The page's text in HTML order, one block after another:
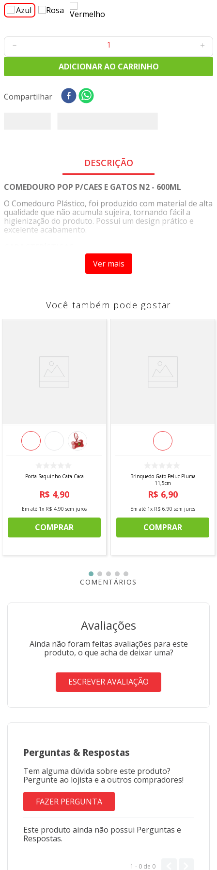
＋
－
ADICIONAR AO CARRINHO
Compartilhar
DESCRIÇÃO
COMEDOURO POP P/CAES E GATOS N2 - 600ML
O Comedouro Plástico, foi produzido com material de alta
qualidade que não acumula sujeira, tornando fácil a
higienização do produto. Possui um design prático e
excelente acabamento.
Indicada: Cachorros, Gatos
DIMENSÕES
- Largura:17cm
*Imagem meramente ilustrativa
Ver mais
Você também pode gostar
Porta Saquinho Cata Caca
R$ 4,90
Em até 1x R$ 4,90 sem juros
COMPRAR
Brinquedo Gato Peluc Pluma
11,5cm
R$ 6,90
Em até 1x R$ 6,90 sem juros
COMPRAR
COMENTÁRIOS
Avaliações
Ainda não foram feitas avaliações para este
produto, o que acha de deixar uma?
ESCREVER AVALIAÇÃO
Perguntas & Respostas
Tem alguma dúvida sobre este produto?
Pergunte ao lojista e a outros compradores!
FAZER PERGUNTA
Este produto ainda não possui Perguntas e
Respostas.
1 - 0 de 0
8º
tecido oxford
10º tecidos